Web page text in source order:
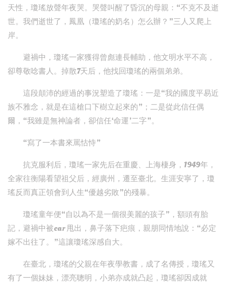
天性，瓊瑤放聲年夜哭。哭聲叫醒了昏沉的母親：“不克不及逝
世。我們逝世了，鳳凰（瓊瑤的奶名）怎么辦？”三人又爬上
岸。
避禍中，瓊瑤一家獲得曾彪連長輔助，他文明水平不高，
卻尊敬唸書人。掉散7天后，他找回瓊瑤的兩個弟弟。
這段顛沛的經過的事況塑造了瓊瑤：一是“我的國度平易近
族不雅念，就是在這槍口下樹立起來的”；二是從此信任偶
爾，“我雖是無神論者，卻信任‘命運’二字”。
“寫了一本書來罵怙恃”
抗克服利后，瓊瑤一家先后在重慶、上海棲身，1949年，
全家往衡陽看望祖父后，經廣州，遷至臺北。生涯安寧了，瓊
瑤反而真正領會到人生“優越劣敗”的殘暴。
瓊瑤童年便“自以為不是一個很美麗的孩子”，額頭有胎
記，避禍中被car 甩出，鼻子落下疤痕，親朋同情地說：“必定
嫁不出往了。”這讓瓊瑤深感自大。
在臺北，瓊瑤的父親在年夜學教書，成了名傳授，瓊瑤又
有了一個妹妹，漂亮聰明，小弟亦成就凸起，瓊瑤卻因成就